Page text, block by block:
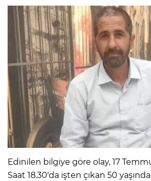
Edinilen bilgiye göre olay, 17
Saat 18.30'da işten çıkan 50